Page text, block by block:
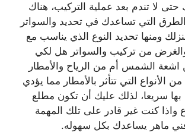
حتى لا تندم بعد عملية التركيب، هناك
التي تساعدك في تحديد والسواتر
ومنها تحديد النوع الذي يناسب مع
من تركيب والسواتر هل لكي
الشمس أم من الرياح والأمطار
الأنواع التي تتأثر بالأمطار مما يؤدي
سريعا، لذلك عليك أن تكون مطلع
واذا كنت غير قادر على تلك المهمة
ماهر يساعدك بكل سهوله.